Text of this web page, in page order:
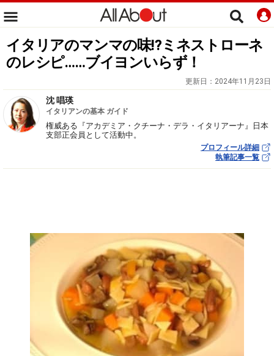
イタリアのマンマの味⁉ミネストローネ
のレシピ……ブイヨンいらず！
更新日： 2024年11月23日
沈 唱瑛
イタリアンの基本 ガイド
権威ある『アカデミア・クチーナ・デラ・イタリアーナ』日本
支部正会員として活動中。
プロフィール詳細
執筆記事一覧